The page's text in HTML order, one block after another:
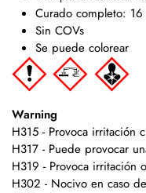
Curado completo: 16
Sin COVs
Se puede colorear
Warning
H315 - Provoca irritación
H317 - Puede provocar
H319 - Provoca irritación
H302 - Nocivo en caso